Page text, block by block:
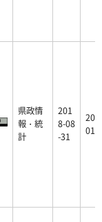
県政情
報・統
計
201
8-08
-31
01-